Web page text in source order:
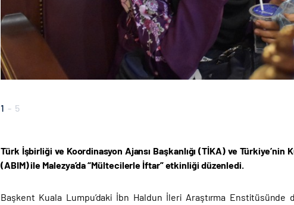
1 - 5
Türk İşbirliği ve Koordinasyon Ajansı Başkanlığı (TİKA) ve
(ABIM) ile Malezya’da “Mültecilerle İftar” etkinliği düzenledi.
Başkent Kuala Lumpu’daki İbn Haldun İleri Araştırma